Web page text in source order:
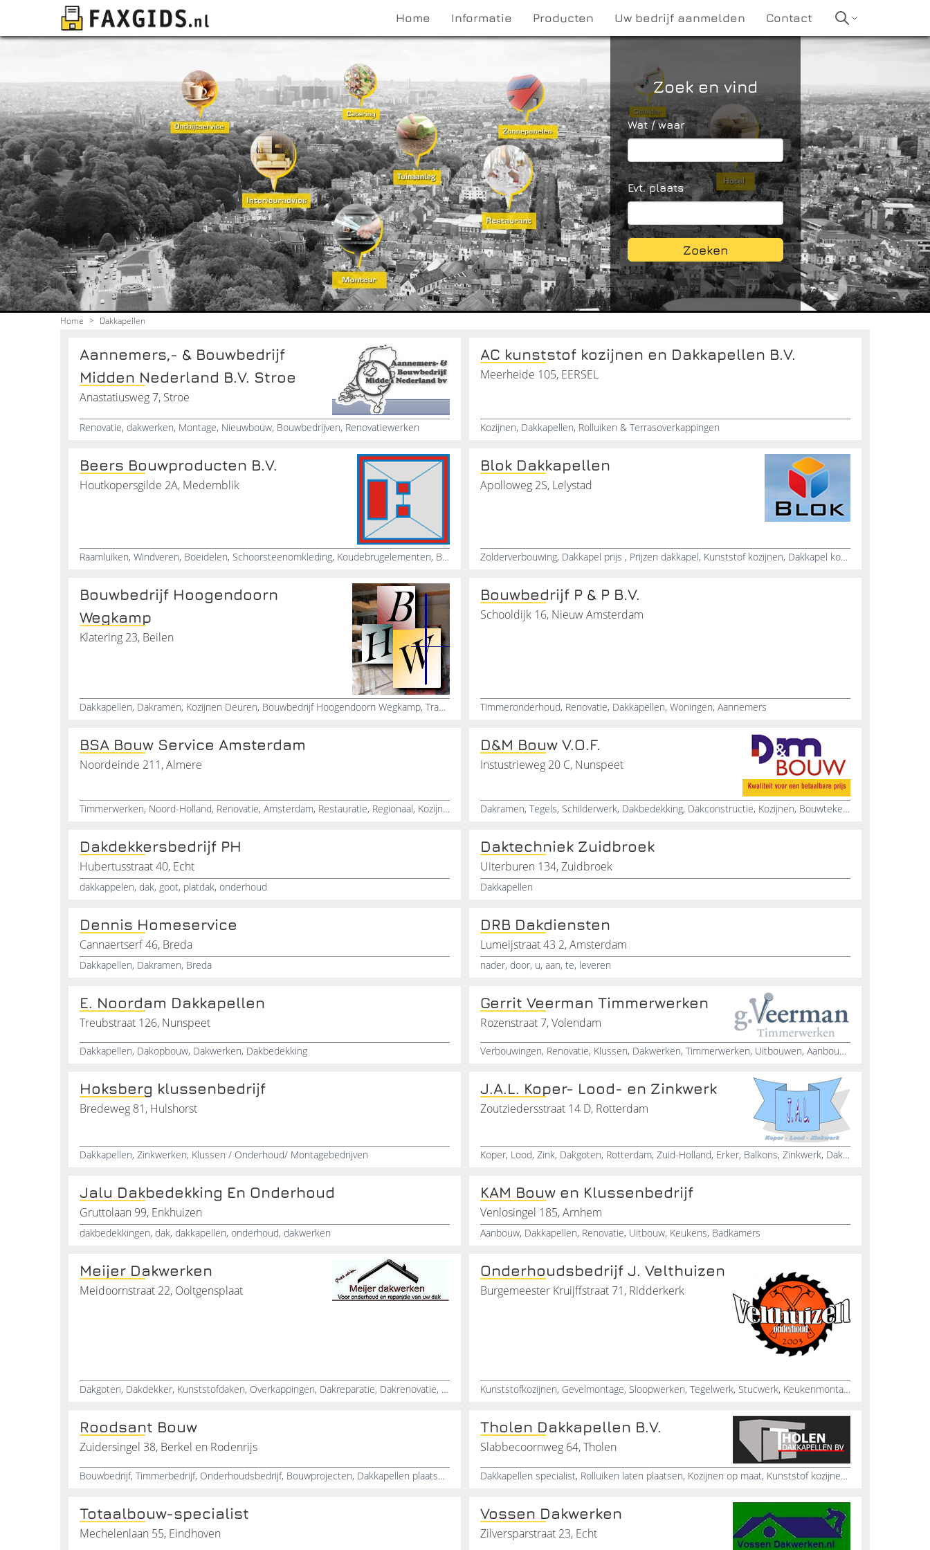
Home Informatie Producten Uw bedrijf aanmelden Contact
Zoek en vind
Wat / waar
Evt. plaats
Zoeken
Home > Dakkapellen
Aannemers,- & Bouwbedrijf
Midden Nederland B.V. Stroe
Anastatiusweg 7, Stroe
Renovatie, dakwerken, Montage, Nieuwbouw, Bouwbedrijven, Renovatiewerken
AC kunststof kozijnen en Dakkapellen B.V.
Meerheide 105, EERSEL
Kozijnen, Dakkapellen, Rolluiken & Terrasoverkappingen
Beers Bouwproducten B.V.
Houtkopersgilde 2A, Medemblik
Raamluiken, Windveren, Boeidelen, Schoorsteenomkleding, Koudebrugelementen, Bekledingselementen, Dakkapellen, Aluminiumluifel, Deurluifel, Dakgoten
Blok Dakkapellen
Apolloweg 2S, Lelystad
Zolderverbouwing, Dakkapel prijs , Prijzen dakkapel, Kunststof kozijnen, Dakkapel kosten, Verbouwingen aan je huis, Rolluiken, Goedkope dakkapel, Dakkapel Specialist, Dakkapel adviseur
Bouwbedrijf Hoogendoorn
Wegkamp
Klatering 23, Beilen
Dakkapellen, Dakramen, Kozijnen Deuren, Bouwbedrijf Hoogendoorn Wegkamp, Trappen, Timmerwerken, Metselwerk, Betonwerken, Dakpannen, Dakbeplating
Bouwbedrijf P & P B.V.
Schooldijk 16, Nieuw Amsterdam
Timmeronderhoud, Renovatie, Dakkapellen, Woningen, Aannemers
BSA Bouw Service Amsterdam
Noordeinde 211, Almere
Timmerwerken, Noord-Holland, Renovatie, Amsterdam, Restauratie, Regionaal, Kozijnen, Stucen, Schildersbedrijf, Sierpleister
D&M Bouw V.O.F.
Instustrieweg 20 C, Nunspeet
Dakramen, Tegels, Schilderwerk, Dakbedekking, Dakconstructie, Kozijnen, Bouwtekening, Bouwvergunningen, Gelderland, Nunspeet
Dakdekkersbedrijf PH
Hubertusstraat 40, Echt
dakkappelen, dak, goot, platdak, onderhoud
Daktechniek Zuidbroek
Uiterburen 134, Zuidbroek
Dakkapellen
Dennis Homeservice
Cannaertserf 46, Breda
Dakkapellen, Dakramen, Breda
DRB Dakdiensten
Lumeijstraat 43 2, Amsterdam
nader, door, u, aan, te, leveren
E. Noordam Dakkapellen
Treubstraat 126, Nunspeet
Dakkapellen, Dakopbouw, Dakwerken, Dakbedekking
Gerrit Veerman Timmerwerken
Rozenstraat 7, Volendam
Verbouwingen, Renovatie, Klussen, Dakwerken, Timmerwerken, Uitbouwen, Aanbouw, Serres, Metsel, Tegelzet
Hoksberg klussenbedrijf
Bredeweg 81, Hulshorst
Dakkapellen, Zinkwerken, Klussen / Onderhoud/ Montagebedrijven
J.A.L. Koper- Lood- en Zinkwerk
Zoutziedersstraat 14 D, Rotterdam
Koper, Lood, Zink, Dakgoten, Rotterdam, Zuid-Holland, Erker, Balkons, Zinkwerk, Dakreparatie
Jalu Dakbedekking En Onderhoud
Gruttolaan 99, Enkhuizen
dakbedekkingen, dak, dakkapellen, onderhoud, dakwerken
KAM Bouw en Klussenbedrijf
Venlosingel 185, Arnhem
Aanbouw, Dakkapellen, Renovatie, Uitbouw, Keukens, Badkamers
Meijer Dakwerken
Meidoornstraat 22, Ooltgensplaat
Dakgoten, Dakdekker, Kunststofdaken, Overkappingen, Dakreparatie, Dakrenovatie, Dakdekkersbedrijf, Dakterrassen, Tuindaken
Onderhoudsbedrijf J. Velthuizen
Burgemeester Kruijffstraat 71, Ridderkerk
Kunststofkozijnen, Gevelmontage, Sloopwerken, Tegelwerk, Stucwerk, Keukenmontage, Schuttingen, Inpandige verbouwingen aan huizen, Inpandige verbouwingen aan bedrijfspanden, Funderingen
Roodsant Bouw
Zuidersingel 38, Berkel en Rodenrijs
Bouwbedrijf, Timmerbedrijf, Onderhoudsbedrijf, Bouwprojecten, Dakkapellen plaatsen, Constructiewerken, Timmerwerken, Kozijnen, Dakramen, Badkamer renovatie
Tholen Dakkapellen B.V.
Slabbecoornweg 64, Tholen
Dakkapellen specialist, Rolluiken laten plaatsen, Kozijnen op maat, Kunststof kozijnen, Terrasoverkappingen, Dakconstructies, Dakkapel plaatsen, Dakisolatie buitenzijde, Montagewerken, Kunststof dakkapel laten plaatsen
Totaalbouw-specialist
Mechelenlaan 55, Eindhoven
Vossen Dakwerken
Zilversparstraat 23, Echt